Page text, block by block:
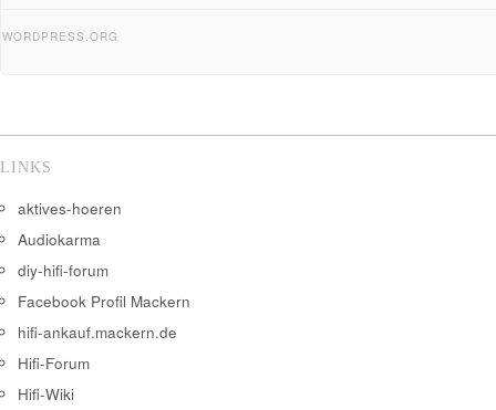
WORDPRESS.ORG
LINKS
aktives-hoeren
Audiokarma
diy-hifi-forum
Facebook Profil Mackern
hifi-ankauf.mackern.de
Hifi-Forum
Hifi-Wiki